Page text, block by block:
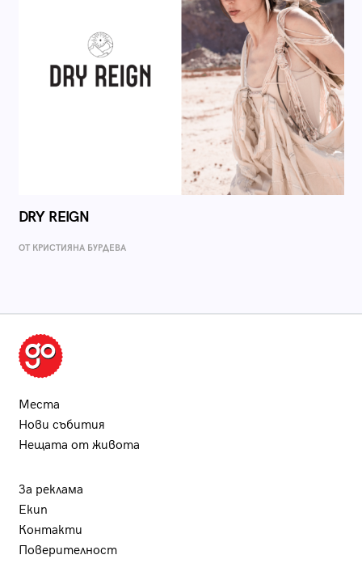
DRY REIGN
ОТ КРИСТИЯНА БУРДЕВА
Места
Нови събития
Нещата от живота
За реклама
Екип
Контакти
Поверителност